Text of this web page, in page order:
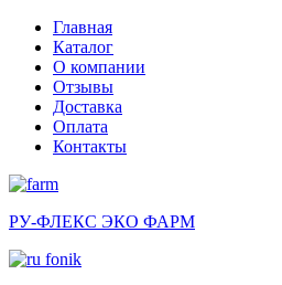
Главная
Каталог
О компании
Отзывы
Доставка
Оплата
Контакты
РУ-ФЛЕКС ЭКО ФАРМ